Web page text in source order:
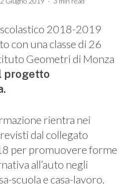
scolastico 2018-2019
con una classe di 26
Geometri di Monza
progetto
rientra nei
dal collegato
per promuovere forme
all’auto negli
scuola e casa-lavoro.